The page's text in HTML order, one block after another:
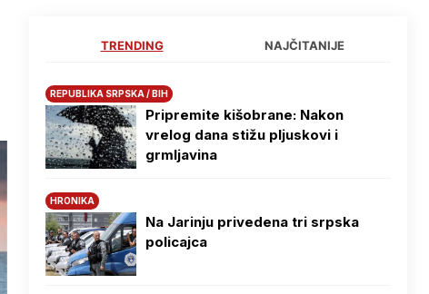
TRENDING NAJČITANIJE
REPUBLIKA SRPSKA / BIH
Pripremite kišobrane: Nakon
vrelog dana stižu pljuskovi i
grmljavina
HRONIKA
Na Јarinju privedena tri srpska
policajca